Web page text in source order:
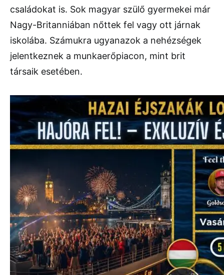
családokat is. Sok magyar szülő gyermekei már
Nagy-Britanniában nőttek fel vagy ott járnak
iskolába. Számukra ugyanazok a nehézségek
jelentkeznek a munkaerőpiacon, mint brit
társaik esetében.